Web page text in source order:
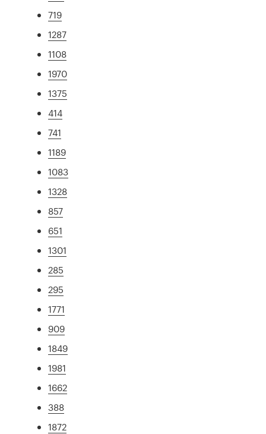
719
1287
1108
1970
1375
414
741
1189
1083
1328
857
651
1301
285
295
1771
909
1849
1981
1662
388
1872